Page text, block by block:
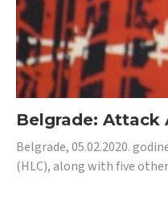
Belgrade: Attack
Belgrade, 05.02.2020.
(HLC), along with five